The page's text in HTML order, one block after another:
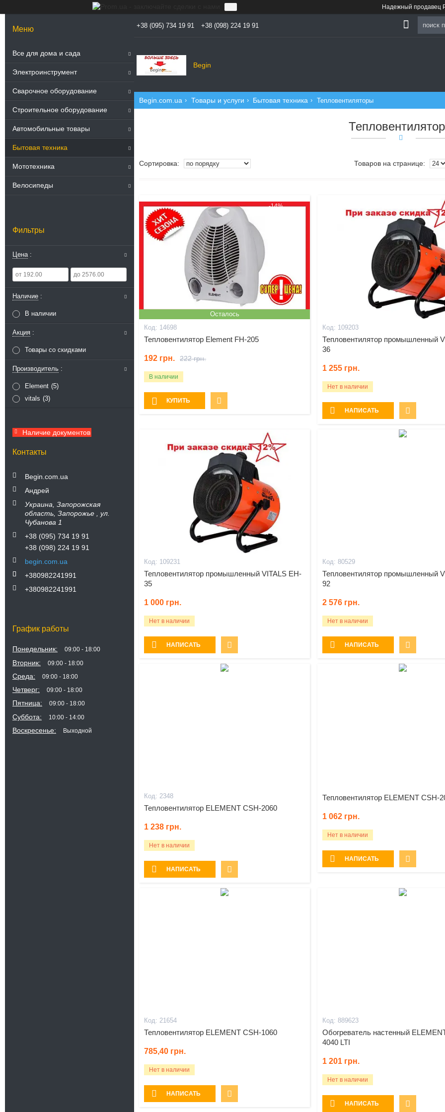
Надежный продавец
Все для дома и сада
Электроинструмент
Сварочное оборудование
Строительное оборудование
Автомобильные товары
Бытовая техника
Мототехника
Велосипеды
Фильтры
Цена
Наличие
В наличии
Акция
Товары со скидками
Производитель
Element 5
vitals
3
Наличие документов
Контакты
Begin.com.ua
Андрей
Украина Запорожская
область Запорожье
ул.
Чубанова 1
+38 (095) 734 19 91
+38 (098) 224 19 91
begin.com.ua
+380982241991
+380982241991
График работы
Понедельник 09:00 18:00
Вторник 09:00 18:00
Среда 09:00 18:00
Четверг 09:00 18:00
Пятница 09:00 18:00
Суббота 10:00 14:00
Воскресенье Выходной
+38 (095) 734 19 91 +38 (098) 224 19 91
Begin
Begin.com.ua Товары и услуги Бытовая техника Тепловентиляторы
-14%
Осталось
14698
Тепловентилятор Element FH-205
192 грн. 222грн.
В наличии
КУПИТЬ
109203
Тепловентилятор промышленный
36
1 255 грн.
Нет в наличии
НАПИСАТЬ
109231
Тепловентилятор промышленный VITALS EH-
35
1 000 грн.
Нет в наличии
НАПИСАТЬ
80529
Тепловентилятор промышленный
92
2 576 грн.
Нет в наличии
НАПИСАТЬ
2348
Тепловентилятор ELEMENT CSH-2060
1 238 грн.
Нет в наличии
НАПИСАТЬ
Тепловентилятор ELEMENT CSH-
1 062 грн.
Нет в наличии
НАПИСАТЬ
21654
Тепловентилятор ELEMENT CSH-1060
785,40 грн.
Нет в наличии
НАПИСАТЬ
889623
Обогреватель настенный
4040 LTI
1 201 грн.
Нет в наличии
НАПИСАТЬ